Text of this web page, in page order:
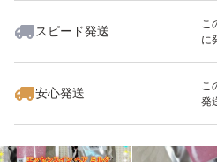
スピード発送
こ
に
安心発送
こ
発